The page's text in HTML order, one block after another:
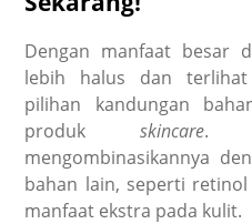
Dengan manfaat besar
lebih halus dan
pilihan kandungan
produkskincare.
mengombinasikannya
bahan lain, seperti
manfaat ekstra pada kulit.